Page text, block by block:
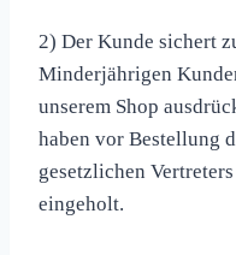
2) Der Kunde sichert
Minderjährigen
unserem Shop
haben vor Bestellung
gesetzlichen
eingeholt.